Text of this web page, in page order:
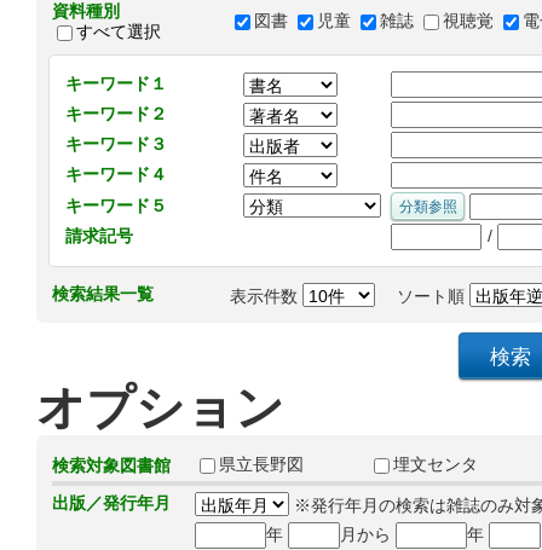
資料種別
すべて選択
図書 児童 雑誌 視聴覚
キーワード１
キーワード２
キーワード３
キーワード４
キーワード５
請求記号
/
検索結果一覧 表示件数 ソート順
オプション
検索対象図書館 県立長野図
埋文センタ
出版／発行年月
※発行年月の検索は雑誌のみ対
年
月から 年